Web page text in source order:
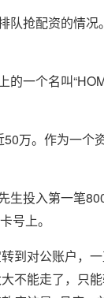
队抢配资的情
一个名叫
万。作为一个
投入第一笔
号上。
到对公账户，
不能走了，只